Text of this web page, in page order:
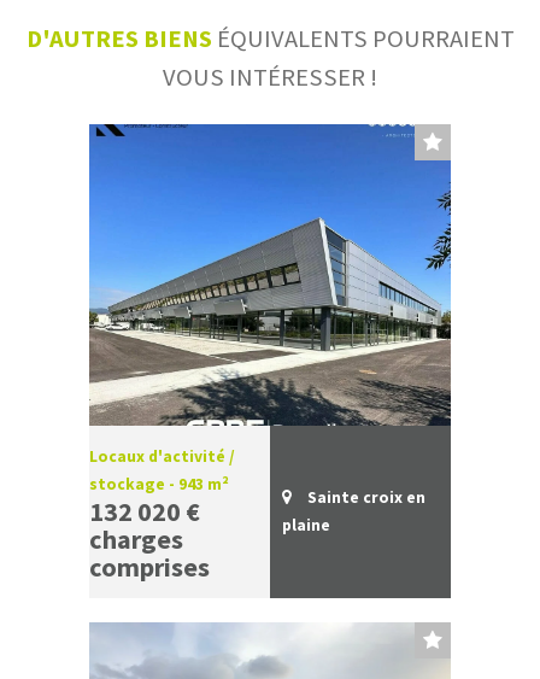
D'AUTRES BIENS ÉQUIVALENTS POURRAIENT
VOUS INTÉRESSER !
Locaux d'activité /
stockage - 943 m²
132 020 €
charges
comprises
Sainte croix en
plaine